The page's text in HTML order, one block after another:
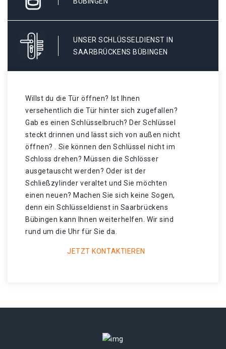
UNSER SCHLÜSSELDIENST IN
SAARBRÜCKENS BÜBINGEN
Willst du die Tür öffnen? Ist Ihnen
versehentlich die Tür hinter sich zugefallen?
Gab es einen Schlüsselbruch? Der Schlüssel
steckt drinnen und lässt sich von außen nicht
öffnen? . Sie können den Schlüssel nicht im
Schloss drehen? Müssen die Schlösser
ausgetauscht werden? Oder ist der
Schließzylinder veraltet und Sie möchten
einen neuen? Machen Sie sich keine Sogen,
denn ein Schlüsseldienst in Saarbrückens
Bübingen kann Ihnen weiterhelfen. Wir sind
rund um die Uhr für Sie da.
JETZT KONTAKTIEREN